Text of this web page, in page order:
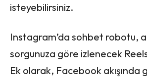
isteyebilirsiniz.
Instagram’da sohbet robotu,
sorgunuza göre izlenecek
Ek olarak, Facebook akışında